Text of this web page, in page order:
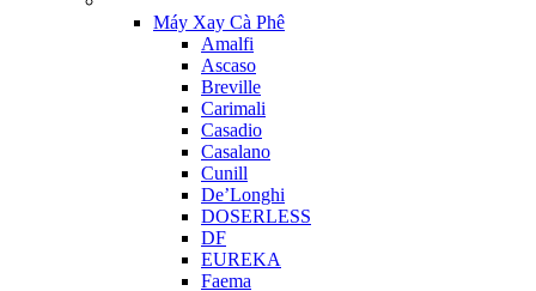
Máy Xay Cà Phê
Amalfi
Ascaso
Breville
Carimali
Casadio
Casalano
Cunill
De’Longhi
DOSERLESS
DF
EUREKA
Faema